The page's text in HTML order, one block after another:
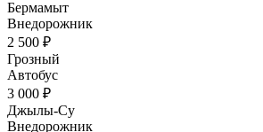
Бермамыт
Внедорожник
2 500 ₽
Грозный
Автобус
3 000 ₽
Джылы-Су
Внедорожник